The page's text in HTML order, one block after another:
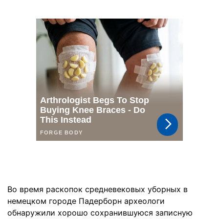
Во время раскопок средневековых уборных в
немецком городе Падерборн археологи
обнаружили хорошо сохранившуюся записную